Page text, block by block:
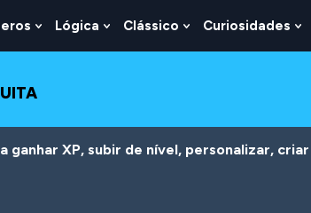
Show
Submenu
Lógica Show
Submenu
Clássico Show
Submenu
Curiosidades
ganhar XP, subir de nível, personalizar,